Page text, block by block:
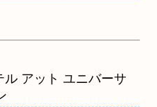
アット ユニバーサ